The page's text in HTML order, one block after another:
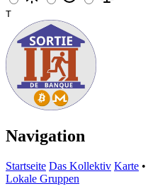
T
Navigation
Startseite Das Kollektiv Karte •
Lokale Gruppen